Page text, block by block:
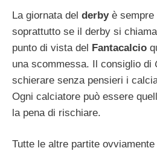
La giornata del derby è sempre
soprattutto se il derby si chiama
punto di vista del Fantacalcio
una scommessa. Il consiglio di
schierare senza pensieri i
Ogni calciatore può essere
la pena di rischiare.
Tutte le altre partite